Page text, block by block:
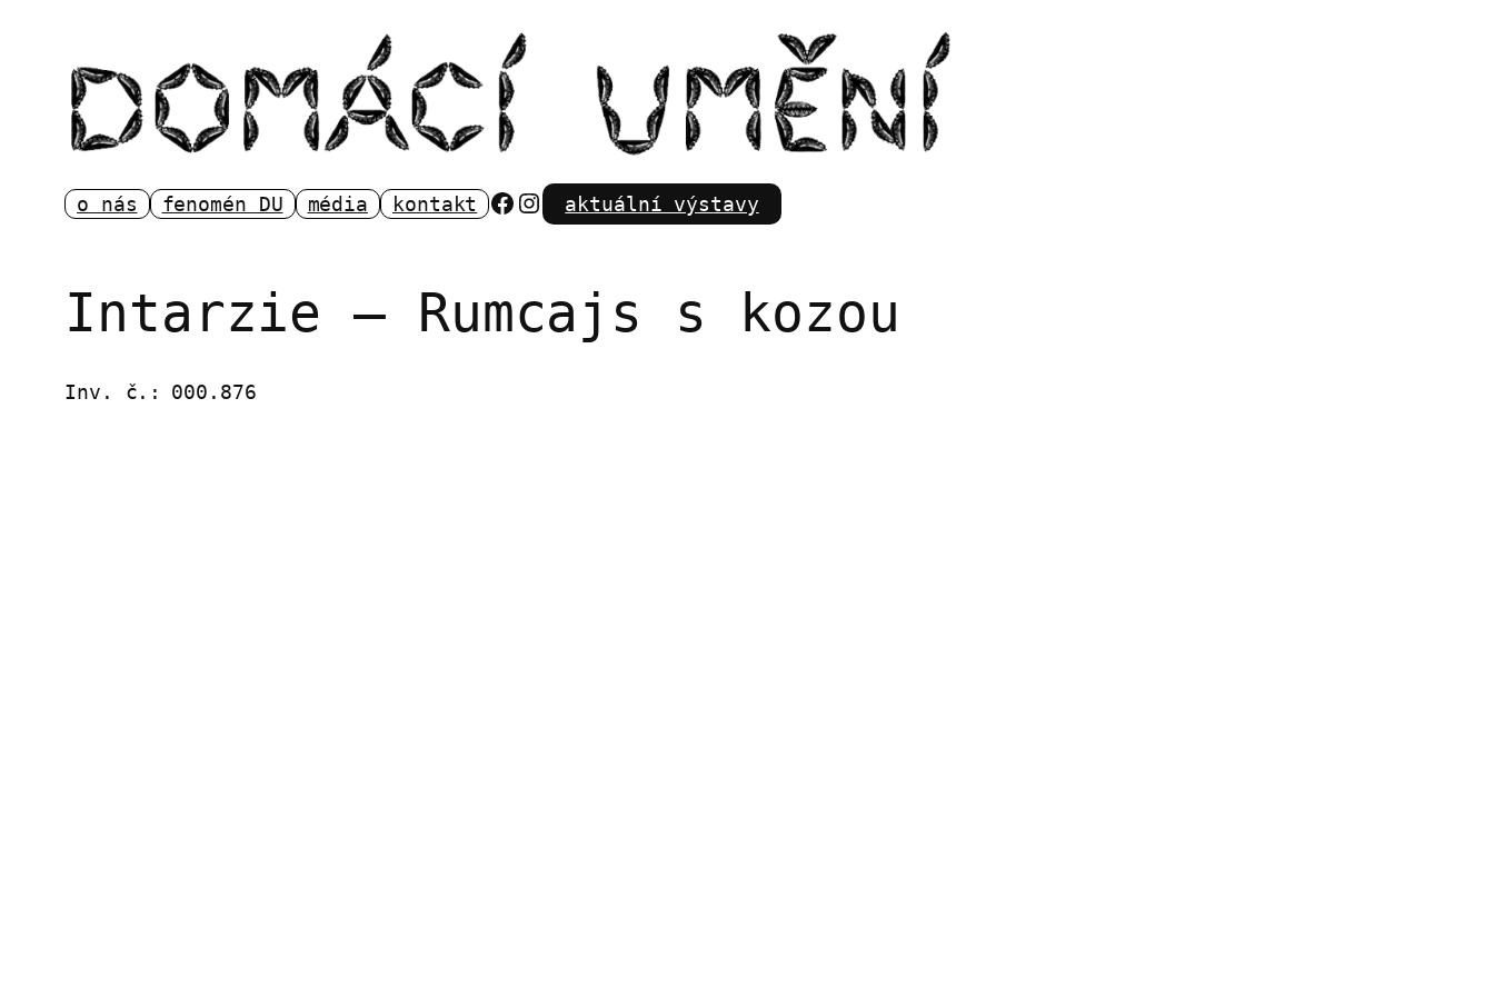
o nás fenomén DU média kontakt Facebook
Instagram
aktuální výstavy
Intarzie – Rumcajs s kozou
Inv. č.: 000.876